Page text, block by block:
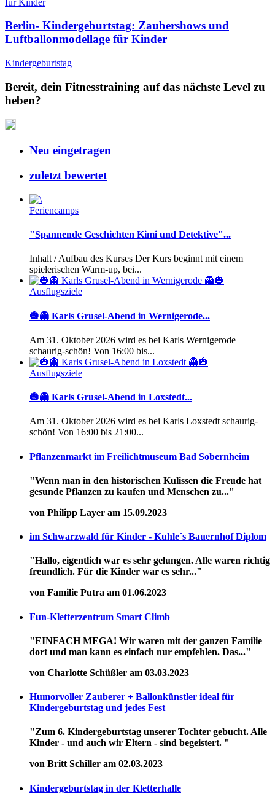
Berlin- Kindergeburtstag: Zaubershows und
Luftballonmodellage für Kinder
Kindergeburtstag
Bereit, dein Fitnesstraining auf das nächste Level zu
heben?
Neu eingetragen
zuletzt bewertet
Feriencamps
"Spannende Geschichten Kimi und Detektive"...
Inhalt / Aufbau des Kurses Der Kurs beginnt mit einem
spielerischen Warm-up, bei...
Ausflugsziele
🎃👻 Karls Grusel-Abend in Wernigerode...
Am 31. Oktober 2026 wird es bei Karls Wernigerode
schaurig-schön! Von 16:00 bis...
Ausflugsziele
🎃👻 Karls Grusel-Abend in Loxstedt...
Am 31. Oktober 2026 wird es bei Karls Loxstedt schaurig-
schön! Von 16:00 bis 21:00...
Pflanzenmarkt im Freilichtmuseum Bad Sobernheim
"Wenn man in den historischen Kulissen die Freude hat
gesunde Pflanzen zu kaufen und Menschen zu..."
von Philipp Layer am 15.09.2023
im Schwarzwald für Kinder - Kuhle´s Bauernhof Diplom
"Hallo, eigentlich war es sehr gelungen. Alle waren richtig
freundlich. Für die Kinder war es sehr..."
von Familie Putra am 01.06.2023
Fun-Kletterzentrum Smart Climb
"EINFACH MEGA! Wir waren mit der ganzen Familie
dort und man kann es einfach nur empfehlen. Das..."
von Charlotte Schüßler am 03.03.2023
Humorvoller Zauberer + Ballonkünstler ideal für
Kindergeburtstag und jedes Fest
"Zum 6. Kindergeburtstag unserer Tochter gebucht. Alle
Kinder - und auch wir Eltern - sind begeistert. "
von Britt Schiller am 02.03.2023
Kindergeburtstag in der Kletterhalle